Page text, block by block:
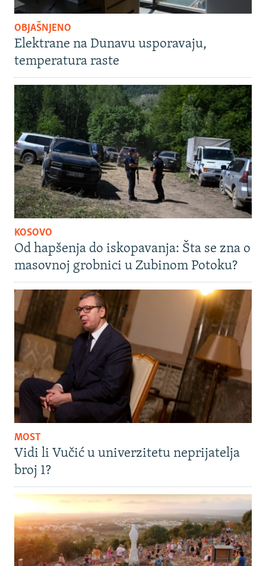
OBJAŠNJENO
Elektrane na Dunavu usporavaju,
temperatura raste
KOSOVO
Od hapšenja do iskopavanja: Šta se zna o
masovnoj grobnici u Zubinom Potoku?
MOST
Vidi li Vučić u univerzitetu neprijatelja
broj 1?